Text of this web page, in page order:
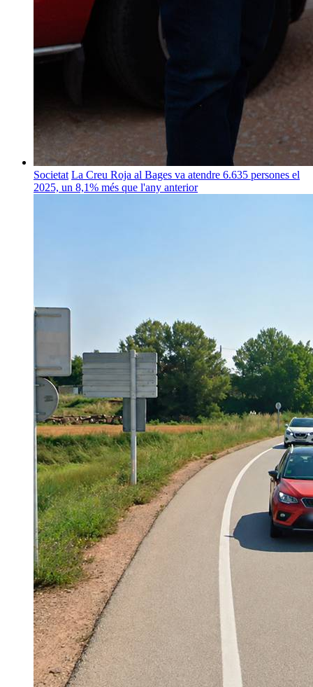
Societat La Creu Roja al Bages va atendre 6.635 persones el
2025, un 8,1% més que l'any anterior